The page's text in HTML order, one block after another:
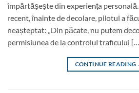
împărtășește din experiența
recent, înainte de decolare, pilotul a
neașteptat: „Din păcate, nu putem
permisiunea de la controlul traficului
CONTINUE READING